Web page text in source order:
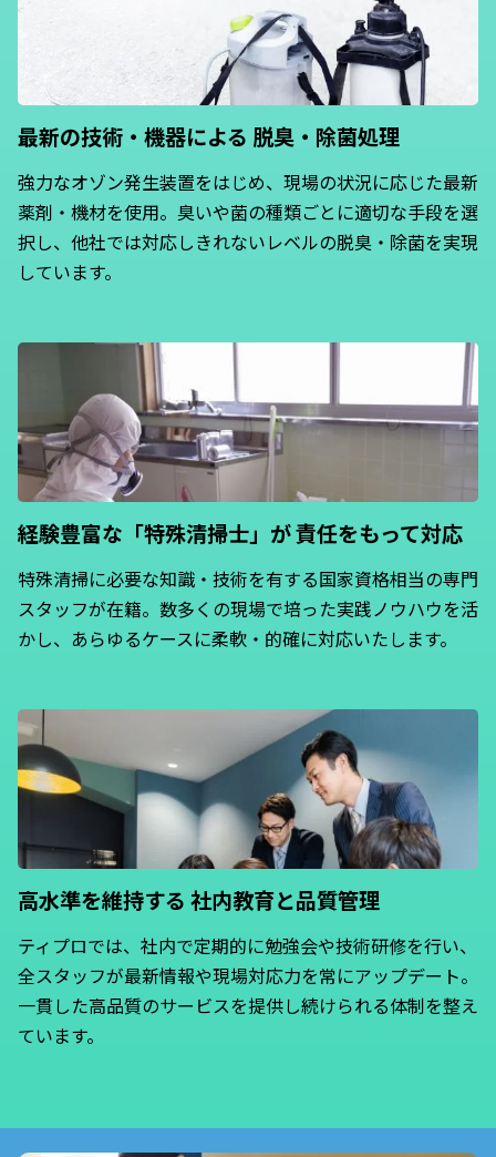
最新の技術・機器による 脱臭・除菌処理
強力なオゾン発生装置をはじめ、現場の状況に応じた最新
薬剤・機材を使用。臭いや菌の種類ごとに適切な手段を選
択し、他社では対応しきれないレベルの脱臭・除菌を実現
しています。
経験豊富な「特殊清掃士」が責任をもって対応
特殊清掃に必要な知識・技術を有する国家資格相当の専門
スタッフが在籍。数多くの現場で培った実践ノウハウを活
かし、あらゆるケースに柔軟・的確に対応いたします。
高水準を維持する 社内教育と品質管理
ティプロでは、社内で定期的に勉強会や技術研修を行い、
全スタッフが最新情報や現場対応力を常にアップデート。
一貫した高品質のサービスを提供し続けられる体制を整え
ています。